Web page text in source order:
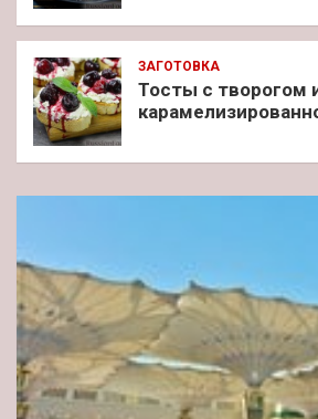
ЗАГОТОВКА
Тосты с творогом